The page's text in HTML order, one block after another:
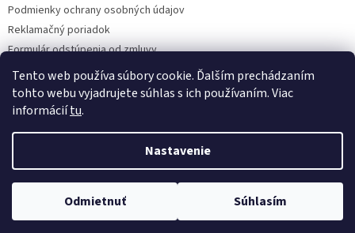
Tento web používa súbory cookie. Ďalším prechádzaním
tohto webu vyjadrujete súhlas s ich používaním. Viac
informáciítu.
Nastavenie
Odmietnuť Súhlasím
Podmienky ochrany osobných údajov
Reklamačný poriadok
Formulár odstúpenia od zmluvy
Reklamačný formulár
Copyright 2026hrac.sk. Všetky práva vyhradené.Upraviť